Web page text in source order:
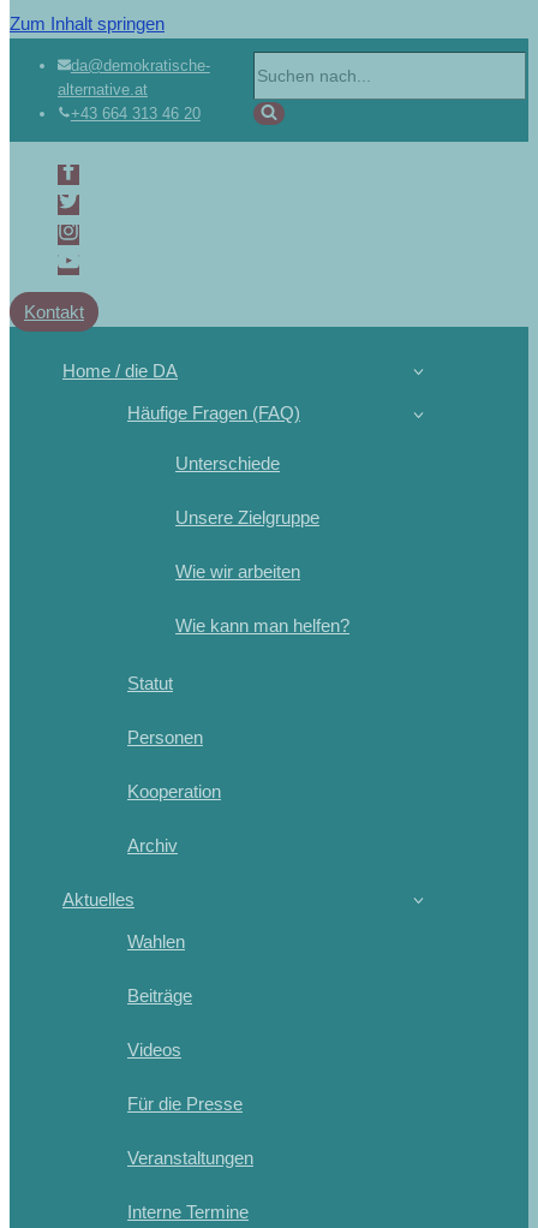
Zum Inhalt springen
da@demokratische-
alternative.at
+43 664 313 46 20
Kontakt
Home / die DA
Häufige Fragen (FAQ)
Unterschiede
Unsere Zielgruppe
Wie wir arbeiten
Wie kann man helfen?
Statut
Personen
Kooperation
Archiv
Aktuelles
Wahlen
Beiträge
Videos
Für die Presse
Veranstaltungen
Interne Termine